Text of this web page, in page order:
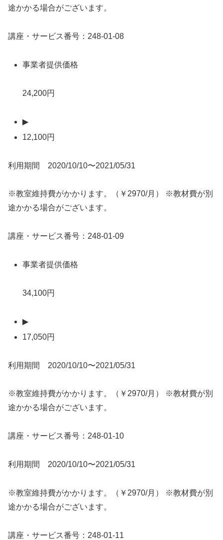
途かかる場合がございます。
講座・サービス番号：248-01-08
事業者提供価格
24,200円
▶
12,100円
利用期間 2020/10/10〜2021/05/31
※教室維持費がかかります。（￥2970/月） ※教材費が別
途かかる場合がございます。
講座・サービス番号：248-01-09
事業者提供価格
34,100円
▶
17,050円
利用期間 2020/10/10〜2021/05/31
※教室維持費がかかります。（￥2970/月） ※教材費が別
途かかる場合がございます。
講座・サービス番号：248-01-10
利用期間 2020/10/10〜2021/05/31
※教室維持費がかかります。（￥2970/月） ※教材費が別
途かかる場合がございます。
講座・サービス番号：248-01-11